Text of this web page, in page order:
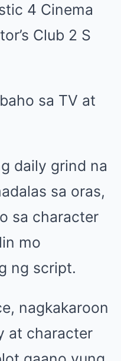
4 Cinema
Club 2 S
sa TV at
daily grind na
sa oras,
sa character
mo
ng script.
nagkakaroon
at character